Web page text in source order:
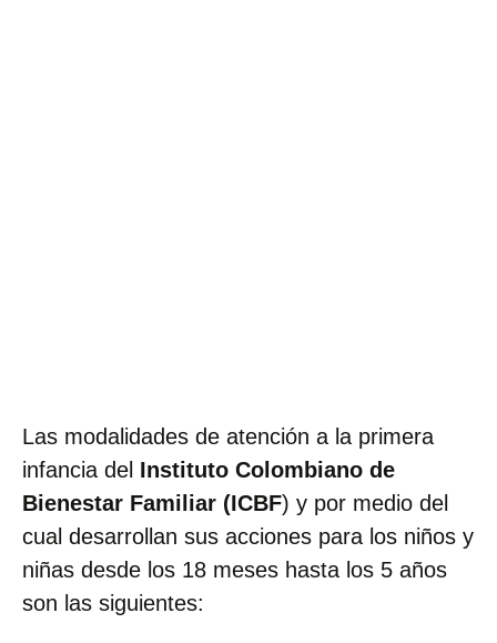
Las modalidades de atención a la primera
infancia del Instituto Colombiano de
Bienestar Familiar (ICBF) y por medio del
cual desarrollan sus acciones para los niños y
niñas desde los 18 meses hasta los 5 años
son las siguientes: